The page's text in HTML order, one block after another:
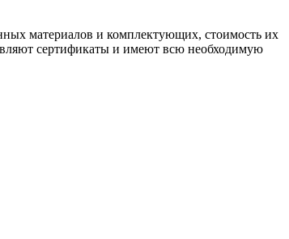
материалов и комплектующих, стоимость их
сертификаты и имеют всю необходимую